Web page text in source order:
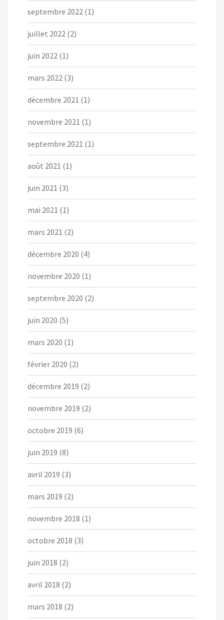
septembre 2022 (1)
juillet 2022 (2)
juin 2022 (1)
mars 2022 (3)
décembre 2021 (1)
novembre 2021 (1)
septembre 2021 (1)
août 2021 (1)
juin 2021 (3)
mai 2021 (1)
mars 2021 (2)
décembre 2020 (4)
novembre 2020 (1)
septembre 2020 (2)
juin 2020 (5)
mars 2020 (1)
février 2020 (2)
décembre 2019 (2)
novembre 2019 (2)
octobre 2019 (6)
juin 2019 (8)
avril 2019 (3)
mars 2019 (2)
novembre 2018 (1)
octobre 2018 (3)
juin 2018 (2)
avril 2018 (2)
mars 2018 (2)